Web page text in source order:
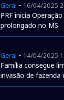
Geral - 16/04/2025
PRF inicia
prolongado no MS
Geral - 14/04/2025
Família consegue
invasão de fazenda